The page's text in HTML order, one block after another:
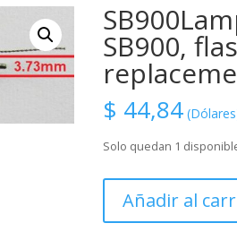
SB900,
$ 44,84
Solo quedan 1
Nikon
SB900,
Añadir al